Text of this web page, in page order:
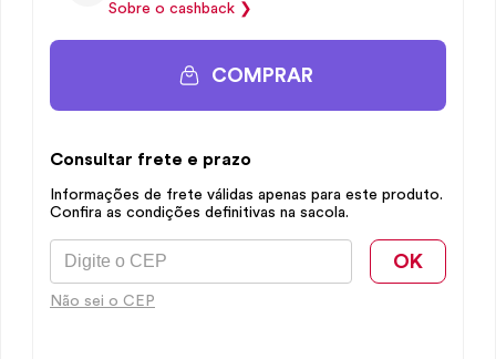
Sobre o cashback ❯
COMPRAR
Consultar frete e prazo
Informações de frete válidas apenas para este produto.
Confira as condições definitivas na sacola.
OK
Não sei o CEP